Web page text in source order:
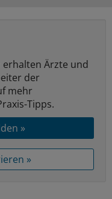
erhalten Ärzte und
der
mehr
Tipps.
»
»